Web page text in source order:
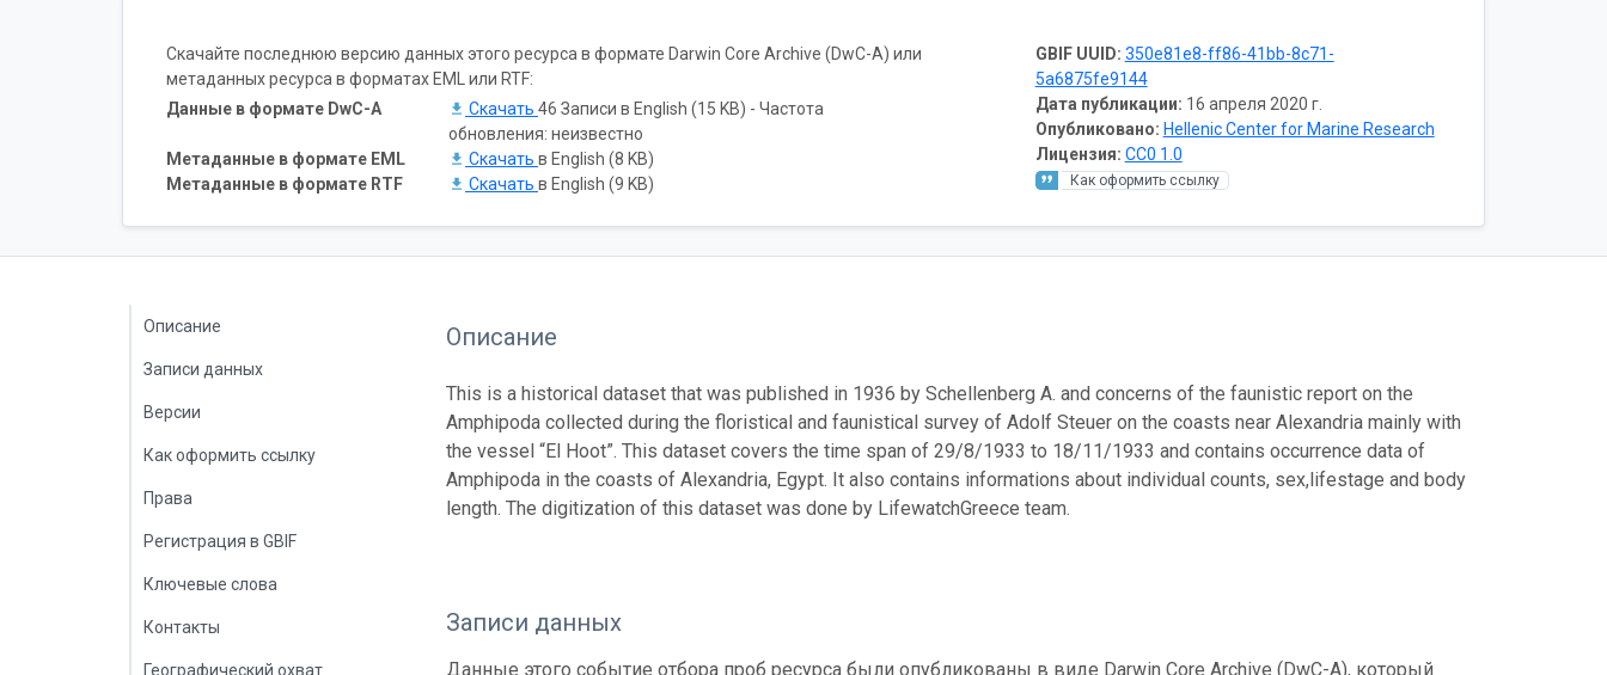
GBIF UUID: 350e81e8-ff86-41bb-8c71-
5a6875fe9144
Дата публикации: 16 апреля 2020 г.
Опубликовано: Hellenic Center for Marine Research
Лицензия: CC0 1.0
Как оформить ссылку
Скачайте последнюю версию данных этого ресурса в формате Darwin Core Archive (DwC-A) или
метаданных ресурса в форматах EML или RTF:
Данные в формате DwC-A
Скачать 46 Записи в English (15 KB) - Частота
обновления: неизвестно
Метаданные в формате EML
Скачать в English (8 KB)
Метаданные в формате RTF
Скачать в English (9 KB)
Описание
Записи данных
Версии
Как оформить ссылку
Права
Регистрация в GBIF
Ключевые слова
Контакты
Географический охват
Описание
This is a historical dataset that was published in 1936 by Schellenberg A. and concerns of the faunistic report on the
Amphipoda collected during the floristical and faunistical survey of Adolf Steuer on the coasts near Alexandria mainly with
the vessel “El Hoot”. This dataset covers the time span of 29/8/1933 to 18/11/1933 and contains occurrence data of
Amphipoda in the coasts of Alexandria, Egypt. It also contains informations about individual counts, sex,lifestage and body
length. The digitization of this dataset was done by LifewatchGreece team.
Записи данных
Данные этого событие отбора проб ресурса были опубликованы в виде Darwin Core Archive (DwC-A), который